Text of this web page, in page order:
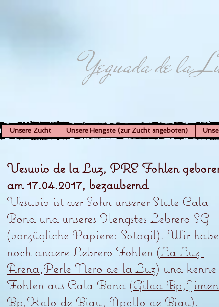
Yeguada de la
Unsere Zucht Unsere Hengste (zur Zucht angeboten)
Vesuvio de la Luz, PRE Fohlen
am 17.04.2017, bezaubernd
Vesuvio ist der Sohn unserer Stute Cala
Bona und unseres Hengstes Lebrero SG
(vorzügliche Papiere: Sotogil). Wir
noch andere Lebrero-Fohlen (La Luz-
Arena,Perle Nero de la Luz) und kenne
Fohlen aus Cala Bona (Gilda Bp,
Bp,Kalo de Biau, Apollo de Biau).